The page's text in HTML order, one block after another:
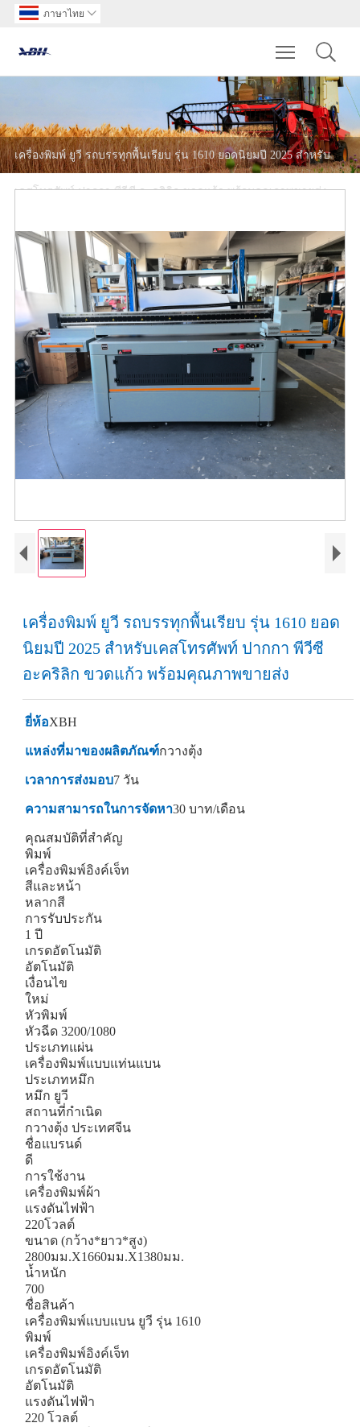
ภาษาไทย 
Toggle
เครื่องพิมพ์ ยูวี รถบรรทุกพื้นเรียบ รุ่น 1610 ยอดนิยมปี 2025 สำหรับ
เคสโทรศัพท์ ปากกา พีวีซี อะคริลิก ขวดแก้ว พร้อมคุณภาพขายส่ง
เครื่องพิมพ์ ยูวี รถบรรทุกพื้นเรียบ รุ่น 1610 ยอด
นิยมปี 2025 สำหรับเคสโทรศัพท์ ปากกา พีวีซี
อะคริลิก ขวดแก้ว พร้อมคุณภาพขายส่ง
ยี่ห้อXBH
แหล่งที่มาของผลิตภัณฑ์กวางตุ้ง
เวลาการส่งมอบ7 วัน
ความสามารถในการจัดหา30 บาท/เดือน
คุณสมบัติที่สำคัญ
พิมพ์
เครื่องพิมพ์อิงค์เจ็ท
สีและหน้า
หลากสี
การรับประกัน
1 ปี
เกรดอัตโนมัติ
อัตโนมัติ
เงื่อนไข
ใหม่
หัวพิมพ์
หัวฉีด 3200/1080
ประเภทแผ่น
เครื่องพิมพ์แบบแท่นแบน
ประเภทหมึก
หมึก ยูวี
สถานที่กำเนิด
กวางตุ้ง ประเทศจีน
ชื่อแบรนด์
ดี
การใช้งาน
เครื่องพิมพ์ผ้า
แรงดันไฟฟ้า
220โวลต์
ขนาด (กว้าง*ยาว*สูง)
2800มม.X1660มม.X1380มม.
น้ำหนัก
700
ชื่อสินค้า
เครื่องพิมพ์แบบแบน ยูวี รุ่น 1610
พิมพ์
เครื่องพิมพ์อิงค์เจ็ท
เกรดอัตโนมัติ
อัตโนมัติ
แรงดันไฟฟ้า
220 โวลต์